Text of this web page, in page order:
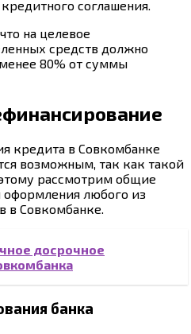
соглашения.
на целевое
средств должно
80% от суммы
кредита в Совкомбанке
возможным, так как такой
рассмотрим общие
оформления любого из
в Совкомбанке.
досрочное
банка